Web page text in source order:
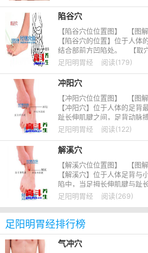
陷谷穴
【陷谷穴位位置图】 【图
【陷谷穴的位置】位于人体
结合部前方凹陷处。 【取
卧位，在第二、三跖
足阳明胃经 阅读(179)
冲阳穴
【冲阳穴位位置图】 【图
【冲阳穴】位于人体的足背
趾长伸肌腱之间，足背动
法】正坐垂或仰卧位
足阳明胃经 阅读(122)
解溪穴
【解溪穴位位置图】 【图
【解溪穴】位于人体足背与
陷中，当足拇长伸肌腱与
穴方法】取该穴道
足阳明胃经 阅读(269)
足阳明胃经排行榜
气冲穴